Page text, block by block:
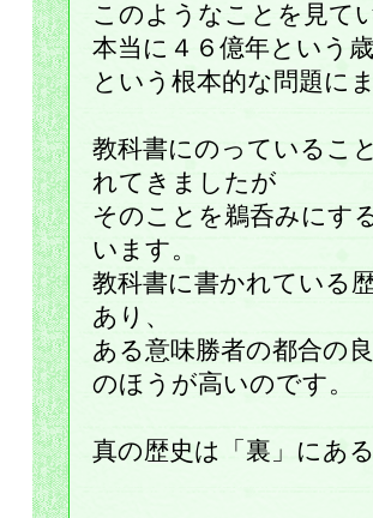
このようなことを見て
本当に４６億年という
という根本的な問題に
教科書にのっているこ
れてきましたが
そのことを鵜呑みにす
います。
教科書に書かれている
あり、
ある意味勝者の都合の
のほうが高いのです。
真の歴史は「裏」にあ